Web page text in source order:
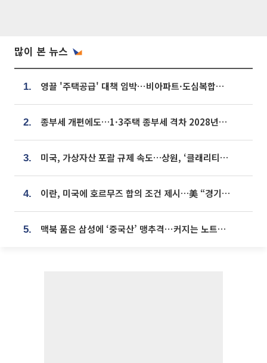
많이 본 뉴스
1. 영끌 '주택공급' 대책 임박⋯비아파트·도심복합까지 총동원
2. 종부세 개편에도…1·3주택 종부세 격차 2028년부터 확대
3. 미국, 가상자산 포괄 규제 속도…상원, ‘클래리티법’ 9월 절차투표 추진
4. 이란, 미국에 호르무즈 합의 조건 제시…美 “경기 아직 안 끝나” [종합]
5. 맥북 품은 삼성에 ‘중국산’ 맹추격⋯커지는 노트북 OLED 시장